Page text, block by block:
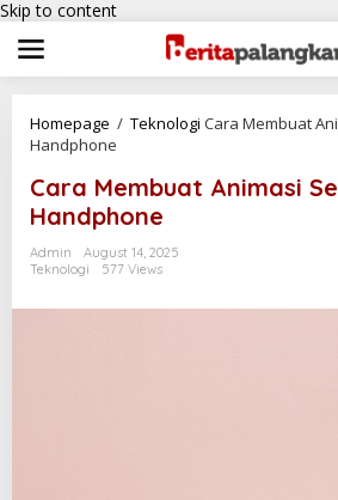
Skip to content
Homepage / Teknologi Cara Membuat
Handphone
Cara Membuat Animasi
Handphone
Admin
August 14, 2025
Teknologi
577 Views